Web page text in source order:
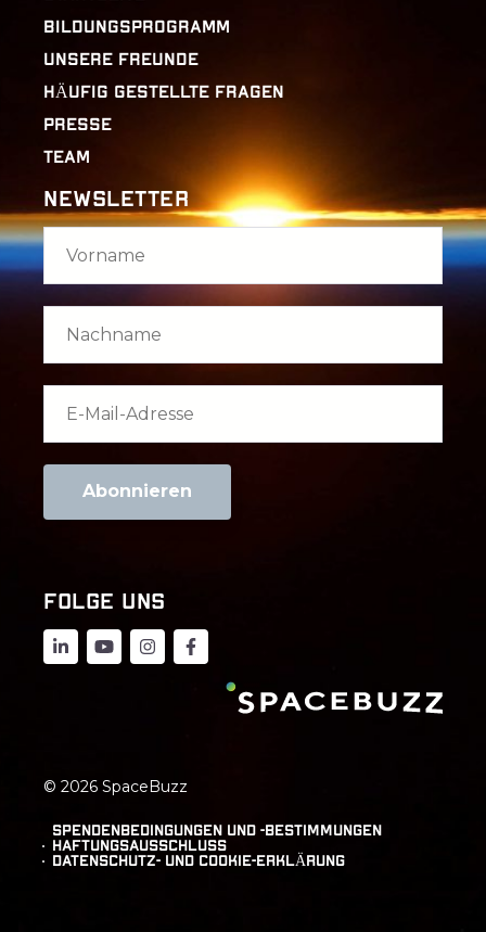
BILDUNGSPROGRAMM
UNSERE FREUNDE
HÄUFIG GESTELLTE FRAGEN
PRESSE
TEAM
Newsletter
FOLGE UNS
© 2026 SpaceBuzz
Spendenbedingungen und -bestimmungen
Haftungsausschluss
DATENSCHUTZ- UND COOKIE-ERKLÄRUNG